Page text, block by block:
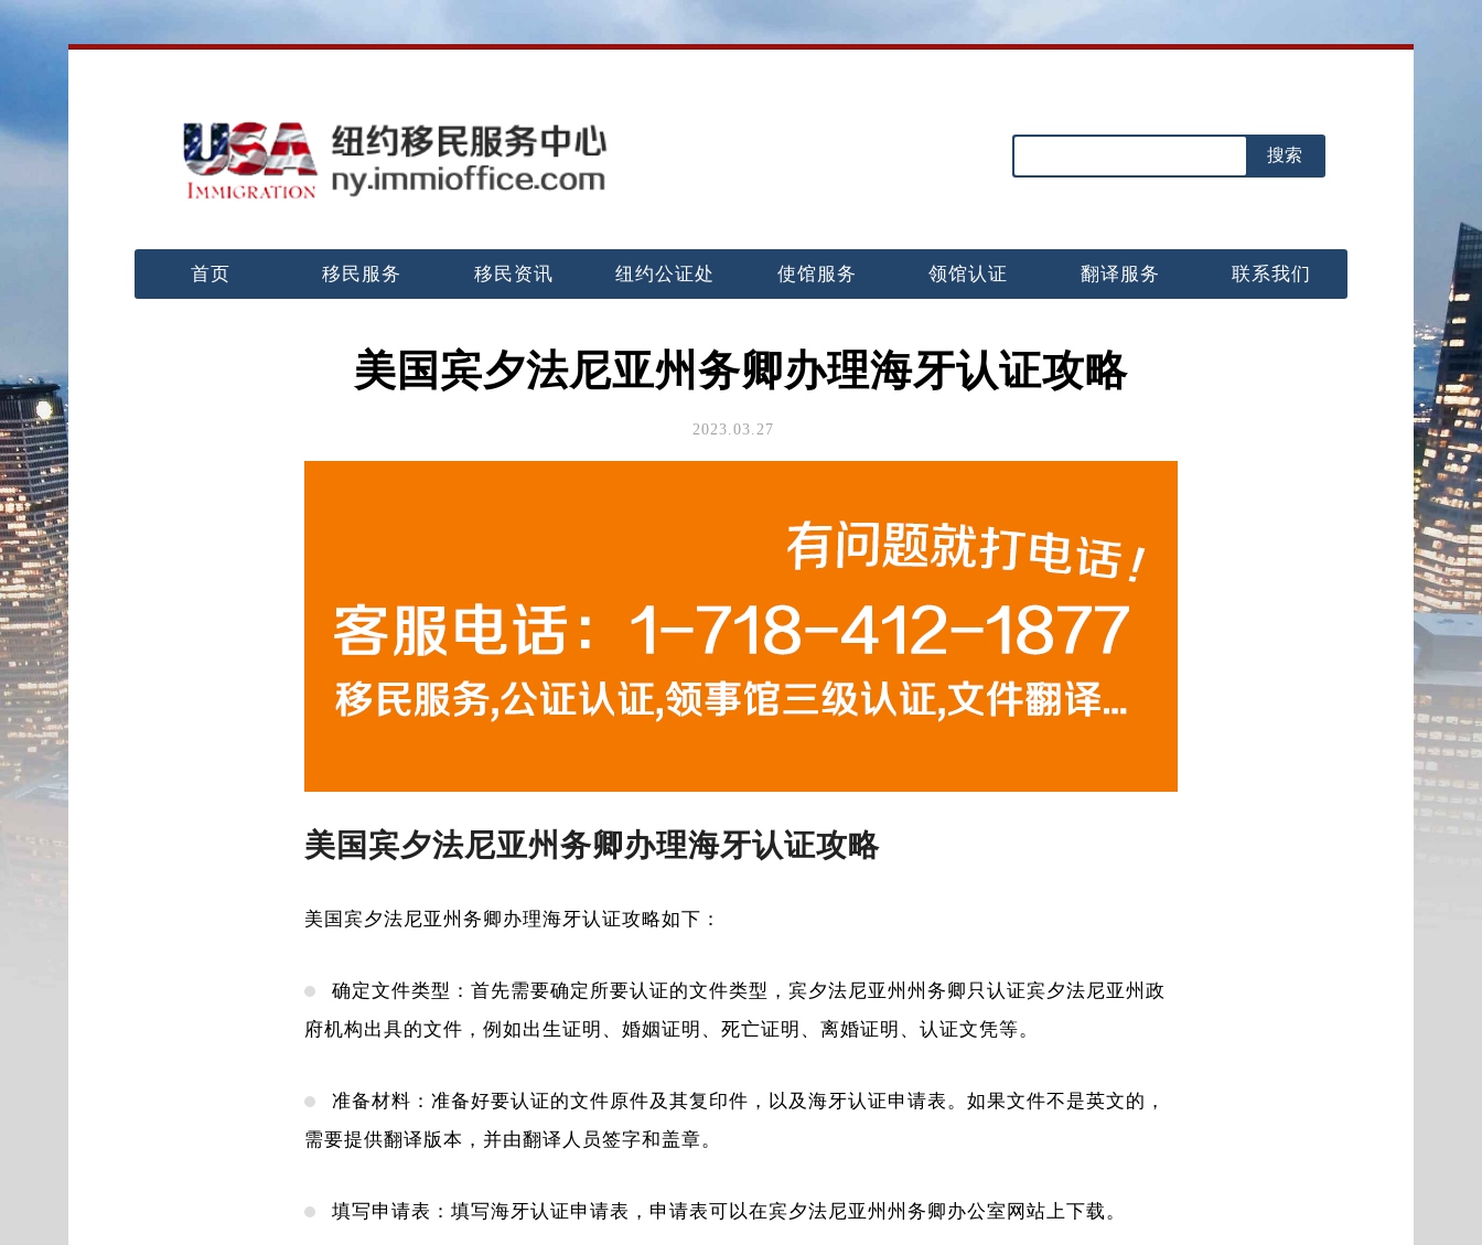
首页 移民服务 移民资讯 纽约公证处 使馆服务 领馆认证 翻译服务 联系我们
美国宾夕法尼亚州务卿办理海牙认证攻略
2023.03.27
美国宾夕法尼亚州务卿办理海牙认证攻略
美国宾夕法尼亚州务卿办理海牙认证攻略如下：
确定文件类型：首先需要确定所要认证的文件类型，宾夕法尼亚州州务卿只认证宾夕法尼亚州政
府机构出具的文件，例如出生证明、婚姻证明、死亡证明、离婚证明、认证文凭等。
准备材料：准备好要认证的文件原件及其复印件，以及海牙认证申请表。如果文件不是英文的，
需要提供翻译版本，并由翻译人员签字和盖章。
填写申请表：填写海牙认证申请表，申请表可以在宾夕法尼亚州州务卿办公室网站上下载。